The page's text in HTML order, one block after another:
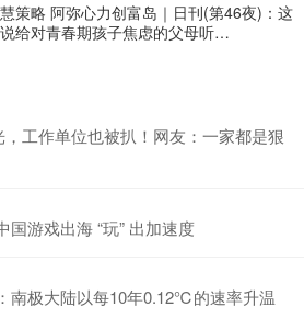
策略 阿弥心力创富岛｜日刊(第46夜)：这
给对青春期孩子焦虑的父母听…
，工作单位也被扒！网友：一家都是狠
国游戏出海 “玩” 出加速度
南极大陆以每10年0.12℃的速率升温